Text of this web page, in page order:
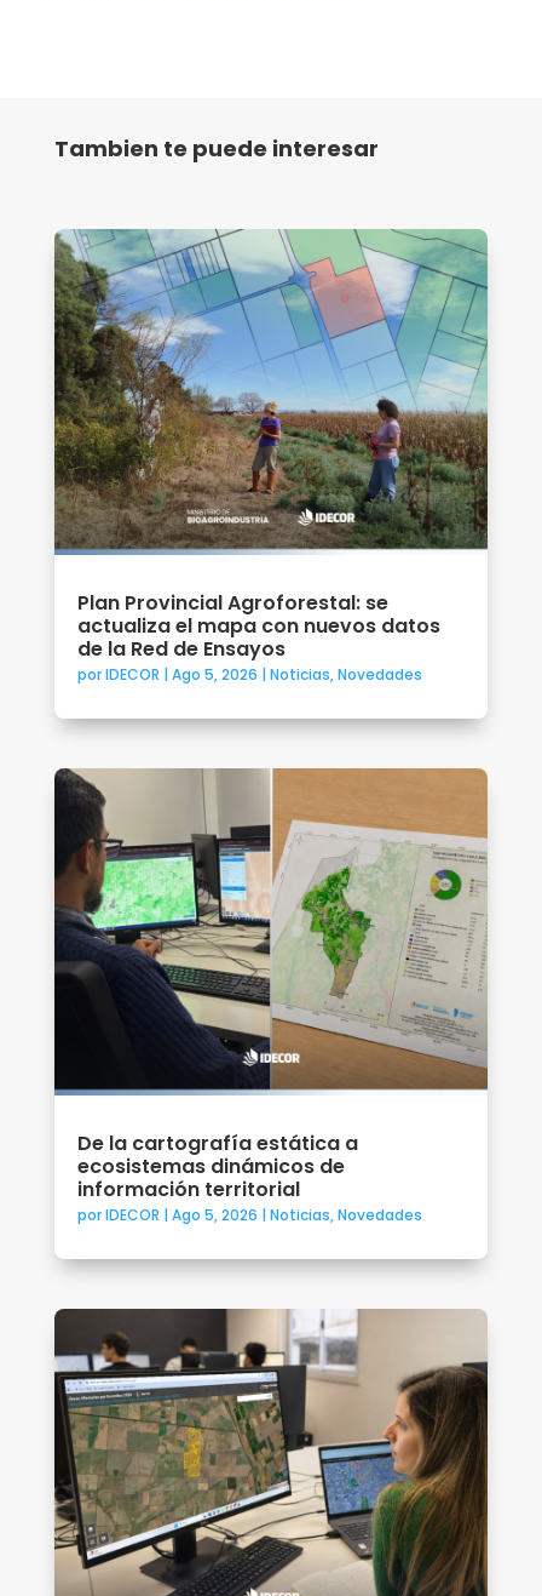
Tambien te puede interesar
Plan Provincial Agroforestal: se
actualiza el mapa con nuevos datos
de la Red de Ensayos
porIDECOR | Ago 5, 2026 | Noticias,Novedades
De la cartografía estática a
ecosistemas dinámicos de
información territorial
porIDECOR | Ago 5, 2026 | Noticias,Novedades